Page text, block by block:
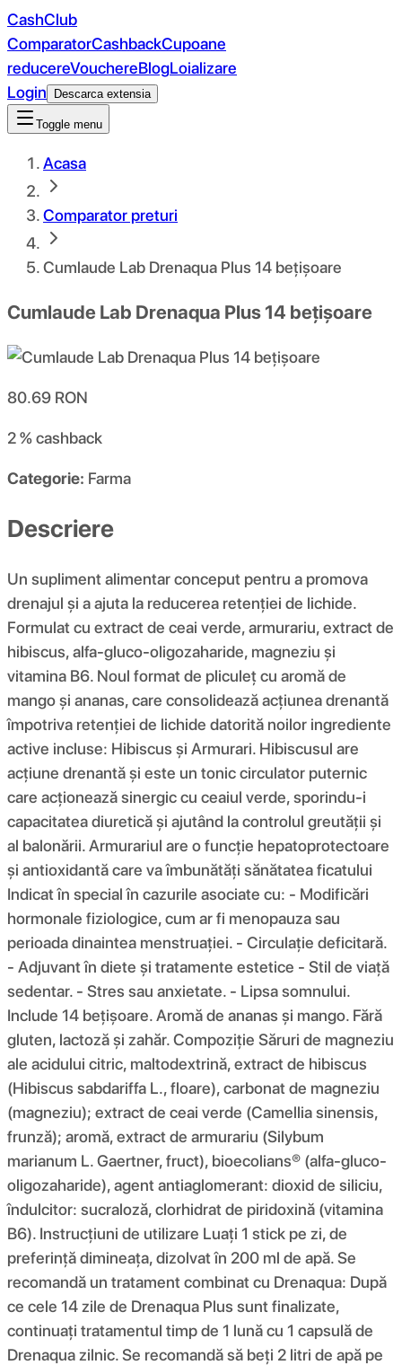
CashClub
ComparatorCashbackCupoane
reducereVouchereBlogLoializare
Login
Descarca extensia
Toggle menu
Acasa
Comparator preturi
Cumlaude Lab Drenaqua Plus 14 bețișoare
Cumlaude Lab Drenaqua Plus 14 bețișoare
80.69 RON
2 %cashback
Categorie: Farma
Descriere
Un supliment alimentar conceput pentru a promova
drenajul și a ajuta la reducerea retenției de lichide.
Formulat cu extract de ceai verde, armurariu, extract de
hibiscus, alfa-gluco-oligozaharide, magneziu și
vitamina B6. Noul format de pliculeț cu aromă de
mango și ananas, care consolidează acțiunea drenantă
împotriva retenției de lichide datorită noilor ingrediente
active incluse: Hibiscus și Armurari. Hibiscusul are
acțiune drenantă și este un tonic circulator puternic
care acționează sinergic cu ceaiul verde, sporindu-i
capacitatea diuretică și ajutând la controlul greutății și
al balonării. Armurariul are o funcție hepatoprotectoare
și antioxidantă care va îmbunătăți sănătatea ficatului
Indicat în special în cazurile asociate cu: - Modificări
hormonale fiziologice, cum ar fi menopauza sau
perioada dinaintea menstruației. - Circulație deficitară.
- Adjuvant în diete și tratamente estetice - Stil de viață
sedentar. - Stres sau anxietate. - Lipsa somnului.
Include 14 bețișoare. Aromă de ananas și mango. Fără
gluten, lactoză și zahăr. Compoziţie Săruri de magneziu
ale acidului citric, maltodextrină, extract de hibiscus
(Hibiscus sabdariffa L., floare), carbonat de magneziu
(magneziu); extract de ceai verde (Camellia sinensis,
frunză); aromă, extract de armurariu (Silybum
marianum L. Gaertner, fruct), bioecolians® (alfa-gluco-
oligozaharide), agent antiaglomerant: dioxid de siliciu,
îndulcitor: sucraloză, clorhidrat de piridoxină (vitamina
B6). Instrucțiuni de utilizare Luați 1 stick pe zi, de
preferință dimineața, dizolvat în 200 ml de apă. Se
recomandă un tratament combinat cu Drenaqua: După
ce cele 14 zile de Drenaqua Plus sunt finalizate,
continuați tratamentul timp de 1 lună cu 1 capsulă de
Drenaqua zilnic. Se recomandă să beți 2 litri de apă pe